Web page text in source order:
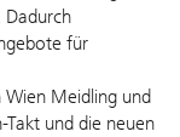
für
Wien Meidling und
und die neuen